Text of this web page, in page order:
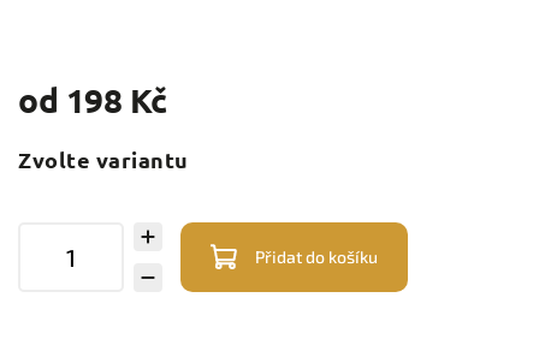
od 198 Kč
Zvolte variantu
Přidat do košíku